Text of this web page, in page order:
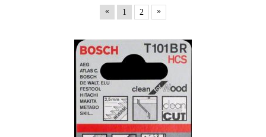
« 1 2 »